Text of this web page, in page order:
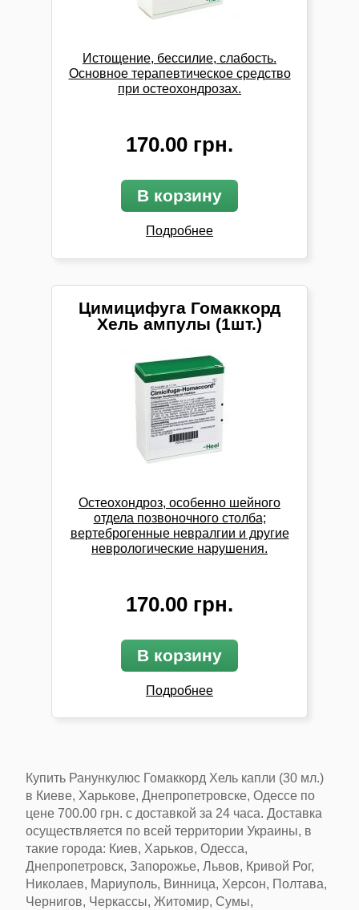
Истощение, бессилие, слабость.
Основное терапевтическое средство
при остеохондрозах.
170.00 грн.
В корзину
Подробнее
Цимицифуга Гомаккорд
Хель ампулы (1шт.)
Остеохондроз, особенно шейного
отдела позвоночного столба;
вертеброгенные невралгии и другие
неврологические нарушения.
170.00 грн.
В корзину
Подробнее
Купить Ранункулюс Гомаккорд Хель капли (30 мл.)
в Киеве, Харькове, Днепропетровске, Одессе по
цене 700.00 грн. с доставкой за 24 часа. Доставка
осуществляется по всей территории Украины, в
такие города: Киев, Харьков, Одесса,
Днепропетровск, Запорожье, Львов, Кривой Рог,
Николаев, Мариуполь, Винница, Херсон, Полтава,
Чернигов, Черкассы, Житомир, Сумы,